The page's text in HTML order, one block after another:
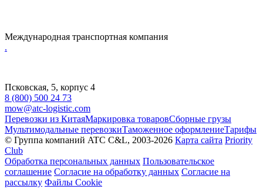
Международная транспортная компания
.
Псковская, 5, корпус 4
8 (800) 500 24 73
mow@atc-logistic.com
Перевозки из КитаяМаркировка товаровСборные грузы
Мультимодальные перевозкиТаможенное оформлениеТарифы
© Группа компаний ATC C&L, 2003-2026 Карта сайта Priority
Club
Обработка персональных данных Пользовательское
соглашение Согласие на обработку данных Согласие на
рассылку Файлы Cookie